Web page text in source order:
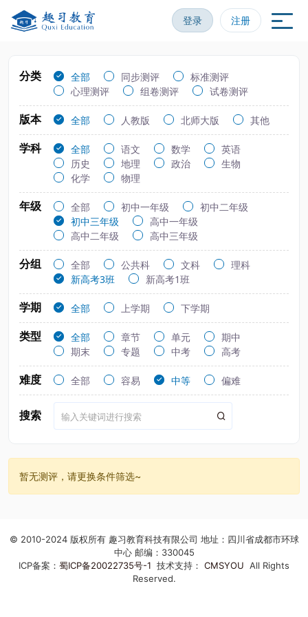
登录 注册
分类 全部 同步测评
标准测评
心理测评
组卷测评 试卷测评
版本 全部 人教版 北师大版 其他
学科 全部 语文 数学
英语
历史
地理 政治
生物
化学
物理
年级 全部 初中一年级
初中二年级
初中三年级
高中一年级
高中二年级
高中三年级
分组 全部 公共科 文科
理科
新高考3班
新高考1班
学期 全部 上学期 下学期
类型 全部 章节 单元
期中
期末
专题 中考 高考
难度 全部 容易 中等 偏难
搜索
暂无测评，请更换条件筛选~
© 2010-2024 版权所有 趣习教育科技有限公司 地址：四川省成都市环球
中心 邮编：330045
ICP备案： 蜀ICP备20022735号-1 技术支持： CMSYOU All Rights
Reserved.